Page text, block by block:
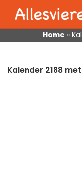
content
Home »
Kalender 2188